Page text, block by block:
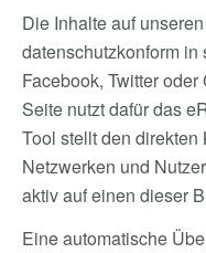
Die Inhalte auf
datenschutzkonform
Facebook, Twitter
Seite nutzt dafür das
Tool stellt den
Netzwerken und
aktiv auf einen dieser
Eine automatische